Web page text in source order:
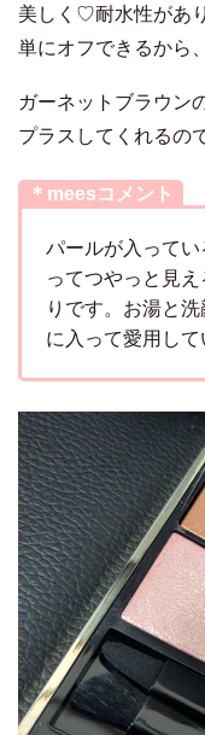
美しく♡耐水性があ
単にオフできるから
ガーネットブラウン
プラスしてくれるの
＊meesコメント
パールが入って
ってつやっと見
りです。お湯と
に入って愛用して